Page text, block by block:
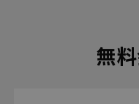
無